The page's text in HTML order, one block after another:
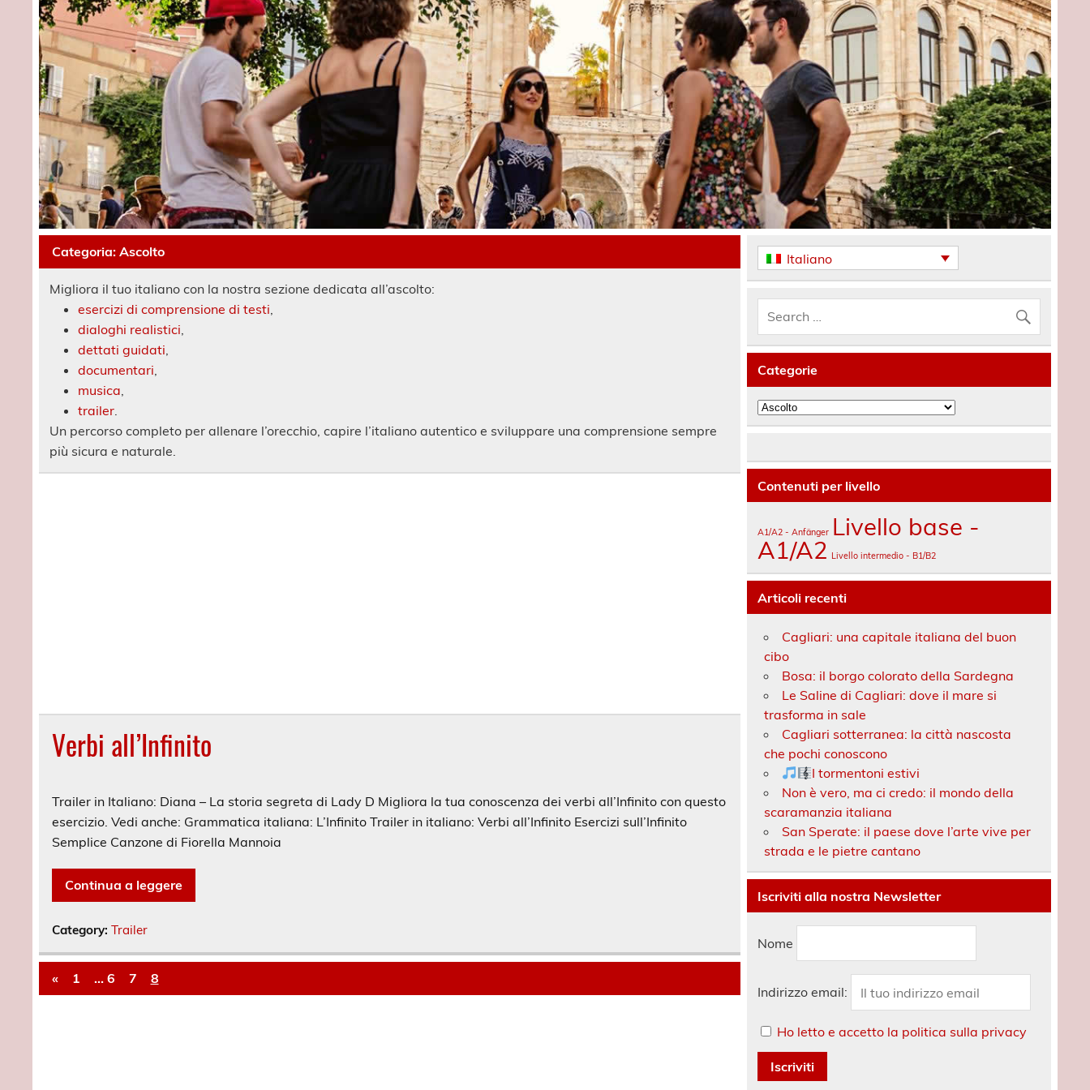
Categoria:Ascolto
Migliora il tuo italiano con la nostra sezione dedicata all’ascolto:
esercizi di comprensione di testi
dialoghi realistici
dettati guidati
documentari
musica
trailer
Un percorso completo per allenare l’orecchio, capire l’italiano autentico e sviluppare una comprensione sempre
più sicura e naturale.
Verbi all’Infinito
Trailer in Italiano: Diana – La storia segreta di Lady D Migliora la tua conoscenza dei verbi all’Infinito con questo
esercizio. Vedi anche: Grammatica italiana: L’Infinito Trailer in italiano: Verbi all’Infinito Esercizi sull’Infinito
Semplice Canzone di Fiorella Mannoia
Continua a leggere
Category:Trailer
« 1 … 6 7 8
Italiano
Categorie
Categorie
Contenuti per livello
A1/A2 - Anfänger Livello base -
A1/A2 Livello intermedio - B1/B2
Articoli recenti
Cagliari: una capitale italiana del buon
cibo
Bosa: il borgo colorato della Sardegna
Le Saline di Cagliari: dove il mare si
trasforma in sale
Cagliari sotterranea: la città nascosta
che pochi conoscono
I tormentoni estivi
Non è vero, ma ci credo: il mondo della
scaramanzia italiana
San Sperate: il paese dove l’arte vive per
strada e le pietre cantano
Iscriviti alla nostra Newsletter
Nome
Indirizzo email:
Ho letto e accetto la politica sulla privacy